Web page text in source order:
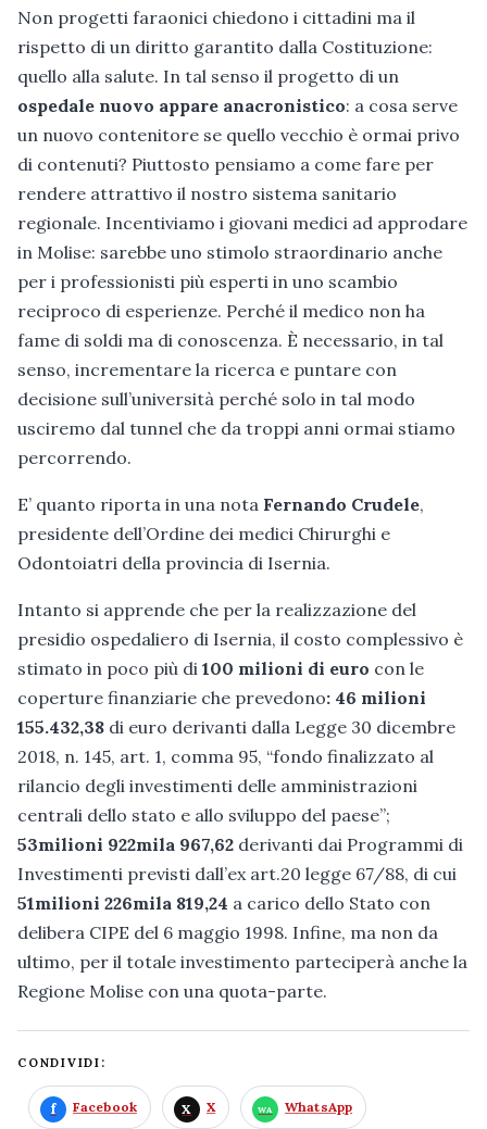
Non progetti faraonici chiedono i cittadini ma il
rispetto di un diritto garantito dalla Costituzione:
quello alla salute. In tal senso il progetto di un
ospedale nuovo appare anacronistico: a cosa serve
un nuovo contenitore se quello vecchio è ormai privo
di contenuti? Piuttosto pensiamo a come fare per
rendere attrattivo il nostro sistema sanitario
regionale. Incentiviamo i giovani medici ad approdare
in Molise: sarebbe uno stimolo straordinario anche
per i professionisti più esperti in uno scambio
reciproco di esperienze. Perché il medico non ha
fame di soldi ma di conoscenza. È necessario, in tal
senso, incrementare la ricerca e puntare con
decisione sull’università perché solo in tal modo
usciremo dal tunnel che da troppi anni ormai stiamo
percorrendo.
E’ quanto riporta in una nota Fernando Crudele,
presidente dell’Ordine dei medici Chirurghi e
Odontoiatri della provincia di Isernia.
Intanto si apprende che per la realizzazione del
presidio ospedaliero di Isernia, il costo complessivo è
stimato in poco più di 100 milioni di euro con le
coperture finanziarie che prevedono: 46 milioni
155.432,38 di euro derivanti dalla Legge 30 dicembre
2018, n. 145, art. 1, comma 95, “fondo finalizzato al
rilancio degli investimenti delle amministrazioni
centrali dello stato e allo sviluppo del paese”;
53milioni 922mila 967,62 derivanti dai Programmi di
Investimenti previsti dall’ex art.20 legge 67/88, di cui
51milioni 226mila 819,24 a carico dello Stato con
delibera CIPE del 6 maggio 1998. Infine, ma non da
ultimo, per il totale investimento parteciperà anche la
Regione Molise con una quota-parte.
CONDIVIDI:
Facebook X WhatsApp